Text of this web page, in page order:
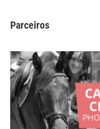
Parceiros